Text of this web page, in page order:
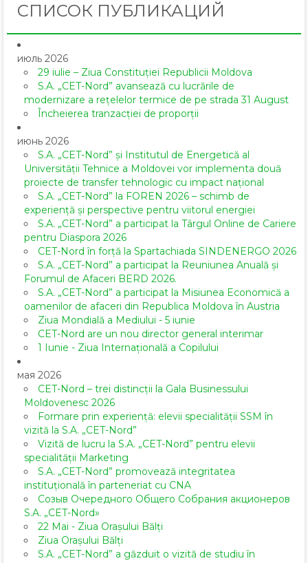
СПИСОК ПУБЛИКАЦИЙ
июль 2026
29 iulie – Ziua Constituției Republicii Moldova
S.A. „CET-Nord” avansează cu lucrările de
modernizare a rețelelor termice de pe strada 31 August
Încheierea tranzacției de proporții
июнь 2026
S.A. „CET-Nord” și Institutul de Energetică al
Universității Tehnice a Moldovei vor implementa două
proiecte de transfer tehnologic cu impact național
S.A. „CET-Nord” la FOREN 2026 – schimb de
experiență și perspective pentru viitorul energiei
S.A. „CET-Nord” a participat la Târgul Online de Cariere
pentru Diaspora 2026
CET-Nord în forță la Spartachiada SINDENERGO 2026
S.A. „CET-Nord” a participat la Reuniunea Anuală și
Forumul de Afaceri BERD 2026.
S.A. „CET-Nord” a participat la Misiunea Economică a
oamenilor de afaceri din Republica Moldova în Austria
Ziua Mondială a Mediului - 5 iunie
CET-Nord are un nou director general interimar
1 Iunie - Ziua Internațională a Copilului
мая 2026
CET-Nord – trei distincții la Gala Businessului
Moldovenesc 2026
Formare prin experiență: elevii specialității SSM în
vizită la S.A. „CET-Nord”
Vizită de lucru la S.A. „CET-Nord” pentru elevii
specialității Marketing
S.A. „CET-Nord” promovează integritatea
instituțională în parteneriat cu CNA
Созыв Очередного Общего Собрания акционеров
S.A. „CET-Nord»
22 Mai - Ziua Orașului Bălți
Ziua Orașului Bălți
S.A. „CET-Nord” a găzduit o vizită de studiu în